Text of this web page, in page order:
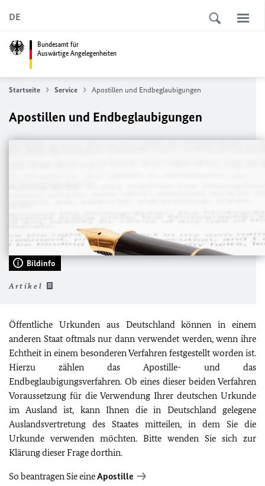
Bundesamt für
Auswärtige Angelegenheiten
DE
Startseite Service Apostillen und Endbeglaubigungen
Apostillen und Endbeglaubigungen
Bildinfo
Artikel
Öffentliche Urkunden aus Deutschland können in einem
anderen Staat oftmals nur dann verwendet werden, wenn ihre
Echtheit in einem besonderen Verfahren festgestellt worden ist.
Hierzu zählen das Apostille- und das
Endbeglaubigungsverfahren. Ob eines dieser beiden Verfahren
Voraussetzung für die Verwendung Ihrer deutschen Urkunde
im Ausland ist, kann Ihnen die in Deutschland gelegene
Auslandsvertretung des Staates mitteilen, in dem Sie die
Urkunde verwenden möchten. Bitte wenden Sie sich zur
Klärung dieser Frage dorthin.
So beantragen Sie eineApostille